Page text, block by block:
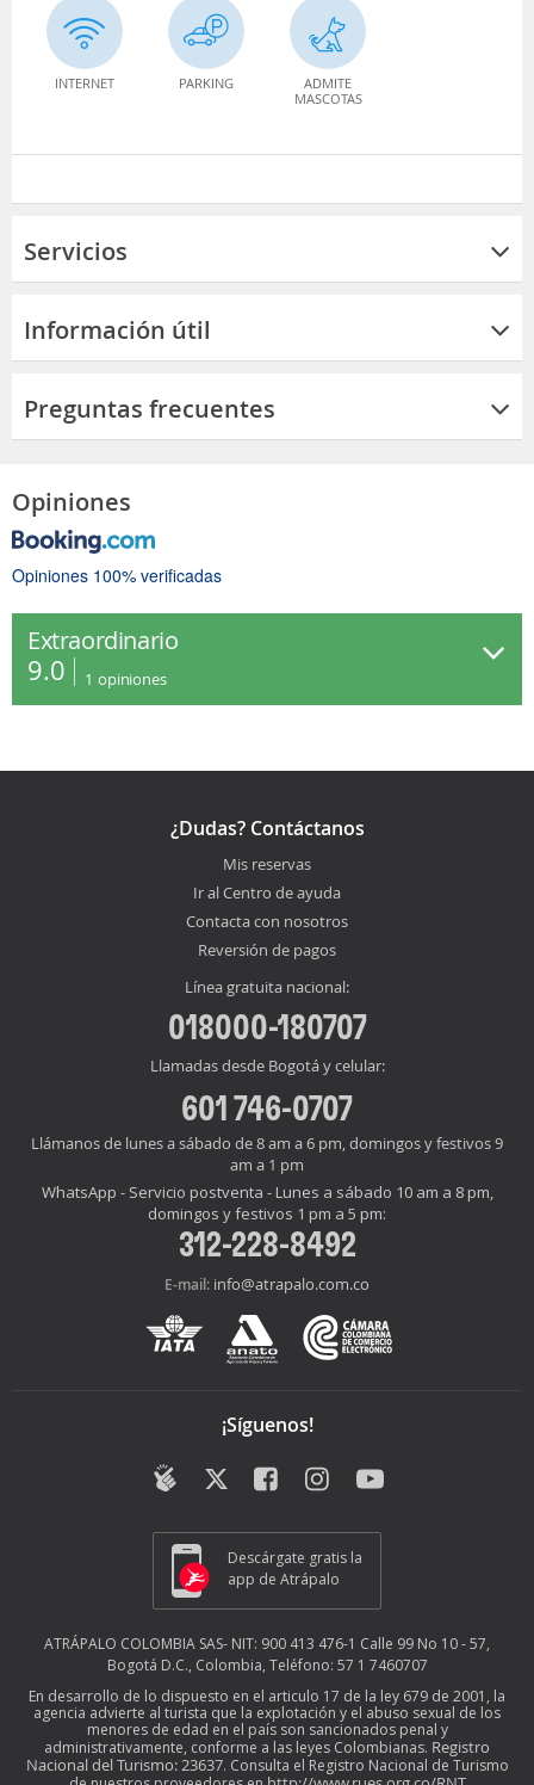
INTERNET PARKING
ADMITE
MASCOTAS
Servicios
Información útil
Preguntas frecuentes
Opiniones
Opiniones 100% verificadas
Extraordinario
9.0 1 opiniones
¿Dudas? Contáctanos
Mis reservas
Ir al Centro de ayuda
Contacta con nosotros
Reversión de pagos
Línea gratuita nacional:
018000-180707
Llamadas desde Bogotá y celular:
601 746-0707
Llámanos de lunes a sábado de 8 am a 6 pm, domingos y festivos 9
am a 1 pm
WhatsApp - Servicio postventa - Lunes a sábado 10 am a 8 pm,
domingos y festivos 1 pm a 5 pm:
312-228-8492
E-mail: info@atrapalo.com.co
¡Síguenos!
Descárgate gratis la
app de Atrápalo
ATRÁPALO COLOMBIA SAS- NIT: 900 413 476-1 Calle 99 No 10 - 57,
Bogotá D.C., Colombia, Teléfono: 57 1 7460707
En desarrollo de lo dispuesto en el articulo 17 de la ley 679 de 2001, la
agencia advierte al turista que la explotación y el abuso sexual de los
menores de edad en el país son sancionados penal y
administrativamente, conforme a las leyes Colombianas. Registro
Nacional del Turismo: 23637. Consulta el Registro Nacional de Turismo